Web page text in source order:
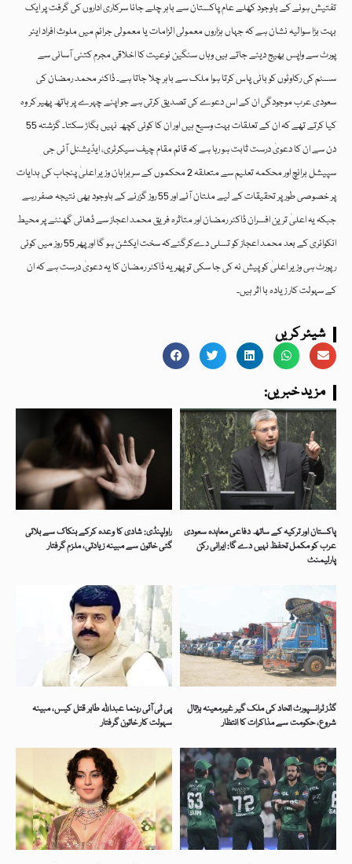
تفتیش ہونے کے باوجود کھلے عام پاکستان سے باہر چلے جانا سرکاری اداروں کی گرفت پر ایک
بہت بڑا سوالیہ نشان ہے کہ جہاں ہزاروں معمولی الزامات یا معمولی جرائم میں ملوث افراد ایئر
پورٹ سے واپس بھیج دیئے جاتے ہیں وہاں سنگین نوعیت کا اخلاقی مجرم کتنی آسانی سے
سسٹم کی رکاوٹوں کو بائی پاس کرتا ہوا ملک سے باہر چلا جاتا ہے۔ ڈاکٹر محمد رمضان کی
سعودی عرب موجودگی ان کے اس دعوے کی تصدیق کرتی ہے جو اپنے چہرے پر ہاتھ پھیر کر وہ
کیا کرتے تھے کہ ان کے تعلقات بہت وسیع ہیں اور ان کا کوئی کچھ نہیں بگاڑ سکتا۔ گزشتہ 55
دن سے ان کا دعویٰ درست ثابت ہو رہا ہے کہ قائم مقام چیف سیکرٹری، ایڈیشنل آئی جی
سپیشل برانچ اور محکمہ تعلیم سے متعلقہ 2 محکموں کے سربراہان وزیر اعلیٰ پنجاب کی ہدایات
پر خصوصی طور پر تحقیقات کے لیے ملتان آئے اور 55 روز گزرنے کے باوجود بھی نتیجہ صفر رہے
جبکہ یہ اعلیٰ ترین افسران ڈاکٹر رمضان اور متاثرہ فریق محمد اعجاز سے ڈھائی گھنٹے پر محیط
انکوائری کے بعد محمد اعجاز کو تسلی دےکرگئےکہ سخت ایکشن ہو گا اور پھر 55 روز میں کوئی
رپورٹ ہی وزیر اعلیٰ کو پیش نہ کی جا سکی تو پھر یہ ڈاکٹر رمضان کا یہ دعویٰ درست ہے کہ ان
کے سہولت کار زیادہ با اثر ہیں۔
شیئر کریں
:مزید خبریں
راولپنڈی: شادی کا وعدہ کرکے بنکاک سے بلائی
گئی خاتون سے مبینہ زیادتی، ملزم گرفتار
پاکستان اور ترکیہ کے ساتھ دفاعی معاہدہ سعودی
عرب کو مکمل تحفظ نہیں دے گا: ایرانی رکن
پارلیمنٹ
پی ٹی آئی رہنما عبداللہ طاہر قتل کیس، مبینہ
سہولت کار خاتون گرفتار
گڈز ٹرانسپورٹ اتحاد کی ملک گیر غیرمعینہ ہڑتال
شروع، حکومت سے مذاکرات کا انتظار